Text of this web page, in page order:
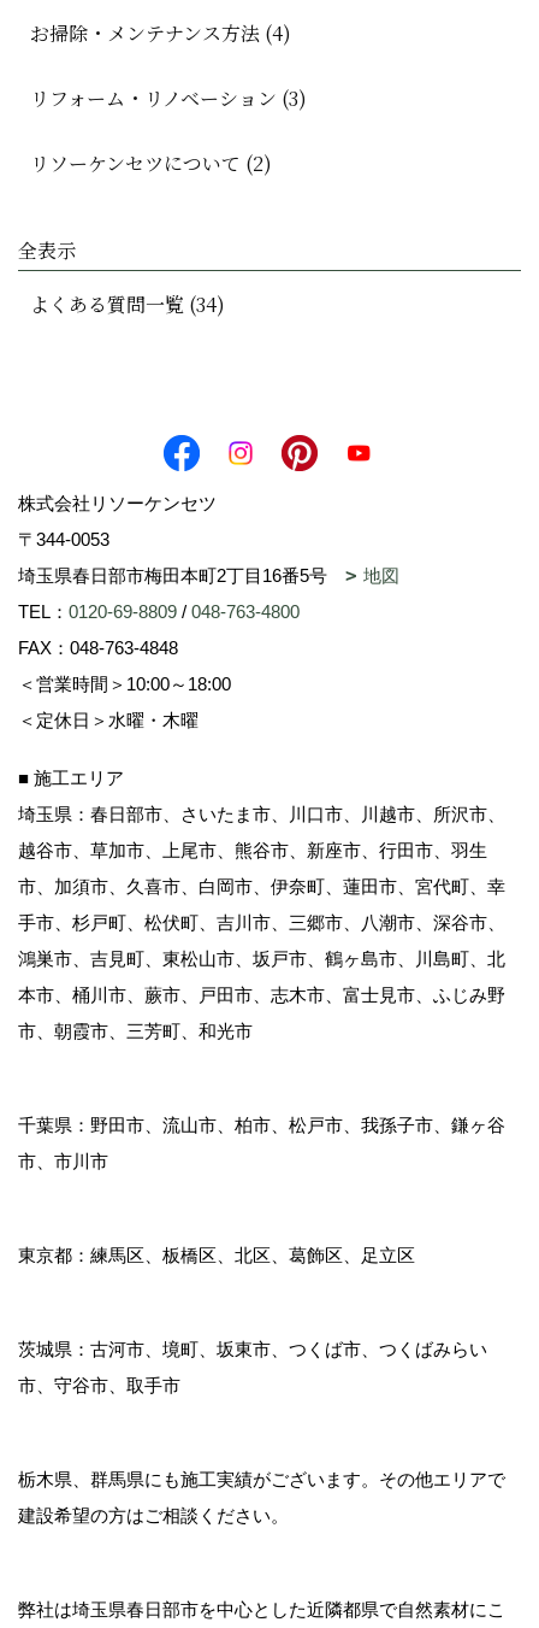
お掃除・メンテナンス方法 (4)
リフォーム・リノベーション (3)
リソーケンセツについて (2)
全表示
よくある質問一覧 (34)
株式会社リソーケンセツ
〒344-0053
埼玉県春日部市梅田本町2丁目16番5号
地図
TEL： 0120-69-8809 / 048-763-4800
FAX：048-763-4848
＜営業時間＞10:00～18:00
＜定休日＞水曜・木曜
■ 施工エリア
埼玉県：春日部市、さいたま市、川口市、川越市、所沢市、
越谷市、草加市、上尾市、熊谷市、新座市、行田市、羽生
市、加須市、久喜市、白岡市、伊奈町、蓮田市、宮代町、幸
手市、杉戸町、松伏町、吉川市、三郷市、八潮市、深谷市、
鴻巣市、吉見町、東松山市、坂戸市、鶴ヶ島市、川島町、北
本市、桶川市、蕨市、戸田市、志木市、富士見市、ふじみ野
市、朝霞市、三芳町、和光市
千葉県：野田市、流山市、柏市、松戸市、我孫子市、鎌ヶ谷
市、市川市
東京都：練馬区、板橋区、北区、葛飾区、足立区
茨城県：古河市、境町、坂東市、つくば市、つくばみらい
市、守谷市、取手市
栃木県、群馬県にも施工実績がございます。その他エリアで
建設希望の方はご相談ください。
弊社は埼玉県春日部市を中心とした近隣都県で自然素材にこ